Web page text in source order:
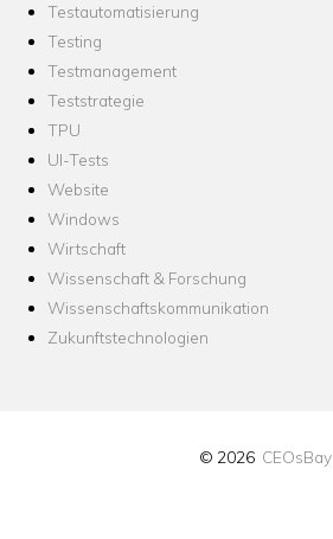
Testautomatisierung
Testing
Testmanagement
Teststrategie
TPU
UI-Tests
Website
Windows
Wirtschaft
Wissenschaft & Forschung
Wissenschaftskommunikation
Zukunftstechnologien
© 2026 CEOsBay